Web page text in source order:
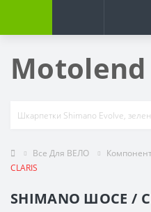
Motolend
Все Для ВЕЛО
CLARIS
SHIMANO ШОСЕ /